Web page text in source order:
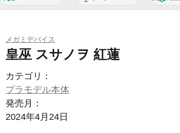
メガミデバイス
皇巫 スサノヲ 紅蓮
カテゴリ：
プラモデル本体
発売月：
2024年4月24日